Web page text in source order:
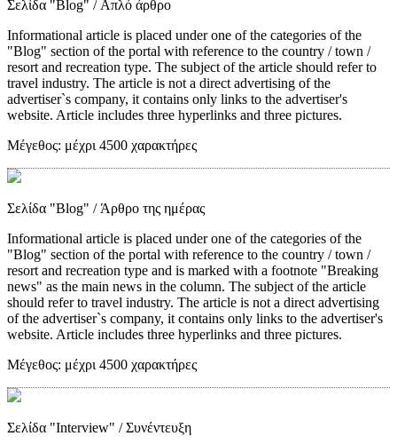
Σελίδα "Blog" / Απλό άρθρο
Informational article is placed under one of the categories of the
"Blog" section of the portal with reference to the country / town /
resort and recreation type. The subject of the article should refer to
travel industry. The article is not a direct advertising of the
advertiser`s company, it contains only links to the advertiser's
website. Article includes three hyperlinks and three pictures.
Μέγεθος: μέχρι 4500 χαρακτήρες
Σελίδα "Blog" / Άρθρο της ημέρας
Informational article is placed under one of the categories of the
"Blog" section of the portal with reference to the country / town /
resort and recreation type and is marked with a footnote "Breaking
news" as the main news in the column. The subject of the article
should refer to travel industry. The article is not a direct advertising
of the advertiser`s company, it contains only links to the advertiser's
website. Article includes three hyperlinks and three pictures.
Μέγεθος: μέχρι 4500 χαρακτήρες
Σελίδα "Interview" / Συνέντευξη